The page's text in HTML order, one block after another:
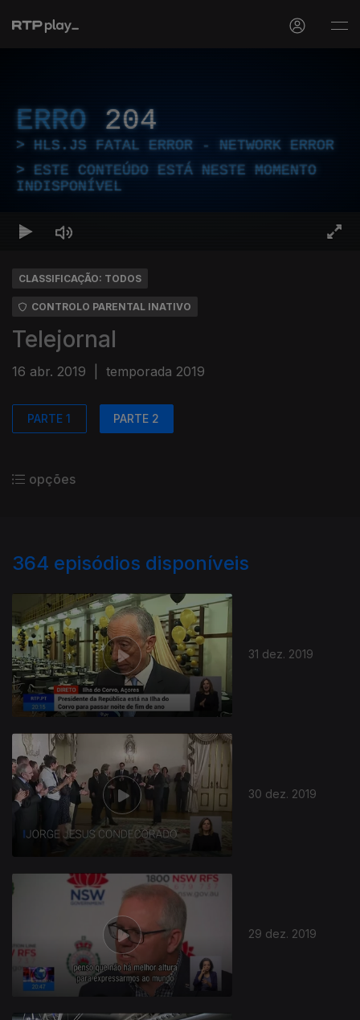
ERRO 204
HLS.JS FATAL ERROR - NETWORK ERROR
ESTE CONTEÚDO ESTÁ NESTE MOMENTO
INDISPONÍVEL
CLASSIFICAÇÃO: TODOS
CONTROLO PARENTAL INATIVO
Telejornal
16 abr. 2019 temporada 2019
PARTE 1 PARTE 2
opções
364 episódios disponíveis
31 dez. 2019
30 dez. 2019
29 dez. 2019